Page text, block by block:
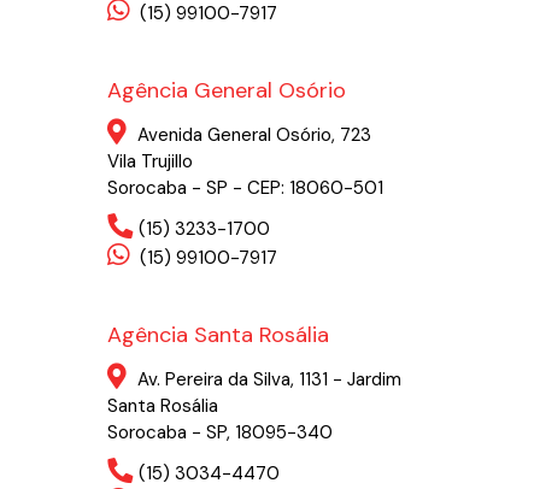
(15) 99100-7917
Agência General Osório
Avenida General Osório, 723
Vila Trujillo
Sorocaba - SP - CEP: 18060-501
(15) 3233-1700
(15) 99100-7917
Agência Santa Rosália
Av. Pereira da Silva, 1131 - Jardim
Santa Rosália
Sorocaba - SP, 18095-340
(15) 3034-4470